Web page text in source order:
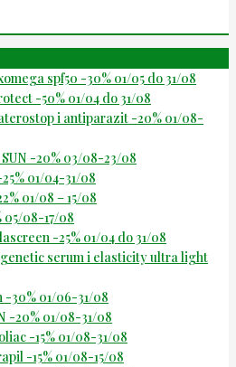
spf50 -30% 01/05 do 31/08
-50% 01/04 do 31/08
i antiparazit -20% 01/08-
-20% 03/08-23/08
01/04-31/08
01/08 – 15/08
05/08-17/08
-25% 01/04 do 31/08
serum i elasticity ultra light
-30% 01/06-31/08
-20% 01/08-31/08
-15% 01/08-31/08
-15% 01/08-15/08